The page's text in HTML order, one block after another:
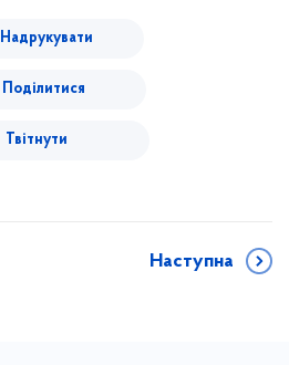
Надрукувати
Поділитися
Твітнути
Наступна